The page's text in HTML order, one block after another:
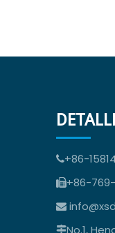
+86-
+86-

No.1,